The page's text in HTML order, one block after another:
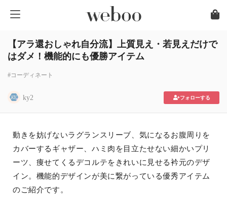
【アラ還おしゃれ自分流】上質見え・若見えだけで
はダメ！機能的にも優勝アイテム
#コーディネート
ky2 フォローする
動きを妨げないラグランスリーブ、気になるお腹周りを
カバーするギャザー、ハミ肉を目立たせない細かいプリ
ーツ、痩せてくるデコルテをきれいに見せる衿元のデザ
イン。機能的デザインが美に繋がっている優秀アイテム
のご紹介です。